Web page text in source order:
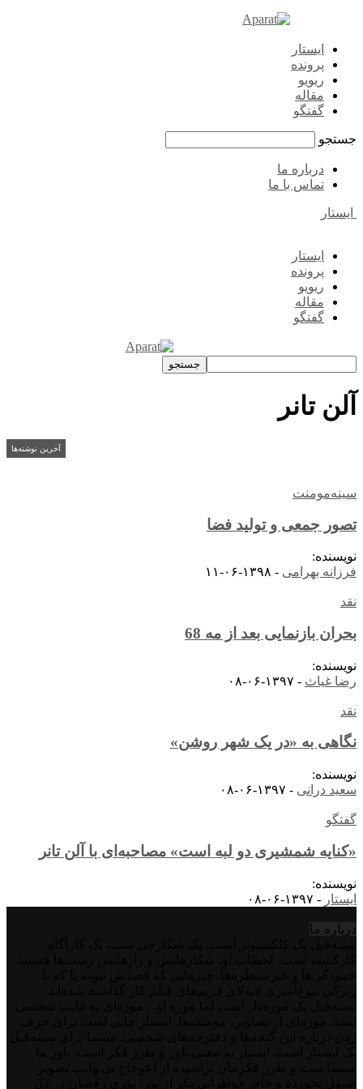
ایستار
پرونده
ریویو
مقاله
گفتگو
جستجو
درباره ما
تماس با ما
ایستار
ایستار
پرونده
ریویو
مقاله
گفتگو
آلن تانر
آخرین نوشته‌ها
سینه‌مومنت
تصور جمعی و تولید فضا
نویسنده:
فرزانه بهرامی - ۱۳۹۸-۰۶-۱۱
نقد
بحران بازنمایی بعد از مه 68
نویسنده:
رضا غیاث - ۱۳۹۷-۰۶-۰۸
نقد
نگاهی به «در یک شهر روشن»
نویسنده:
سعید درانی - ۱۳۹۷-۰۶-۰۸
گفتگو
«کنایه شمشیری دو لبه است» مصاحبه‌ای با آلن تانر
نویسنده:
ایستار - ۱۳۹۷-۰۶-۰۸
درباره‌ ما